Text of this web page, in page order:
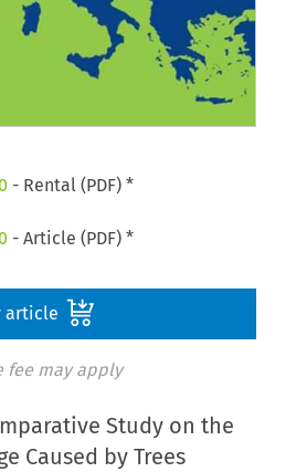
- Rental (PDF) *
- Article (PDF) *
article
fee may apply
Study on the
Caused by Trees